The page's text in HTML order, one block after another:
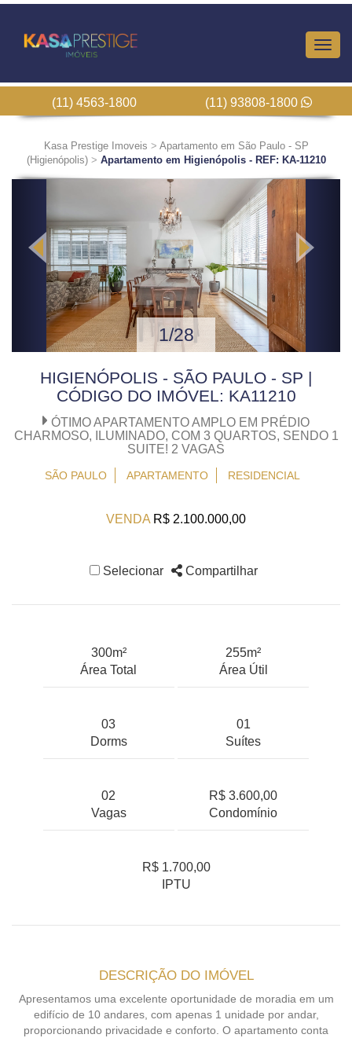
(11) 4563-1800 (11) 93808-1800
Kasa Prestige Imoveis > Apartamento em São Paulo - SP
(Higienópolis) > Apartamento em Higienópolis - REF: KA-11210
1/28
HIGIENÓPOLIS - SÃO PAULO - SP |
CÓDIGO DO IMÓVEL: KA11210
ÓTIMO APARTAMENTO AMPLO EM PRÉDIO
CHARMOSO, ILUMINADO, COM 3 QUARTOS, SENDO 1
SUITE! 2 VAGAS
SÃO PAULO APARTAMENTO RESIDENCIAL
VENDA R$ 2.100.000,00
Selecionar Compartilhar
300m²
Área Total
255m²
Área Útil
03
Dorms
01
Suítes
02
Vagas
R$ 3.600,00
Condomínio
R$ 1.700,00
IPTU
DESCRIÇÃO DO IMÓVEL
Apresentamos uma excelente oportunidade de moradia em um
edifício de 10 andares, com apenas 1 unidade por andar,
proporcionando privacidade e conforto. O apartamento conta